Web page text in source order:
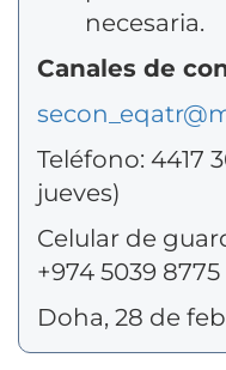
necesaria.
Canales de
Teléfono: 4417
jueves)
Celular de
+974 5039
Doha, 28 de